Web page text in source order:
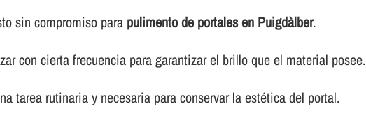
sin compromiso para pulimento de portales en Puigdàlber.
con cierta frecuencia para garantizar el brillo que el material posee.
tarea rutinaria y necesaria para conservar la estética del portal.